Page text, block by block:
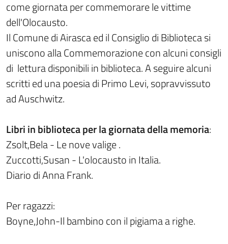
come giornata per commemorare le vittime
dell'Olocausto.
Il Comune di Airasca ed il Consiglio di Biblioteca si
uniscono alla Commemorazione con alcuni consigli
di lettura disponibili in biblioteca. A seguire alcuni
scritti ed una poesia di Primo Levi, sopravvissuto
ad Auschwitz.
Libri in biblioteca per la giornata della memoria:
Zsolt,Bela - Le nove valige .
Zuccotti,Susan - L'olocausto in Italia.
Diario di Anna Frank.
Per ragazzi:
Boyne,John-Il bambino con il pigiama a righe.